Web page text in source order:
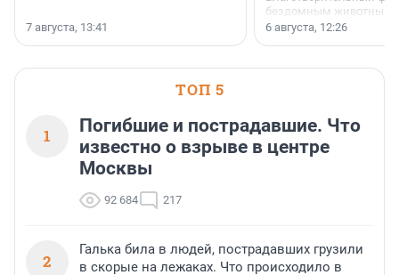
7 августа, 13:41
бездомным животным
заключили соглашение
6 августа, 12:26
ТОП 5
1
Погибшие и пострадавшие. Что
известно о взрыве в центре
Москвы
92 684 217
2
Галька била в людей, пострадавших грузили
в скорые на лежаках. Что происходило в